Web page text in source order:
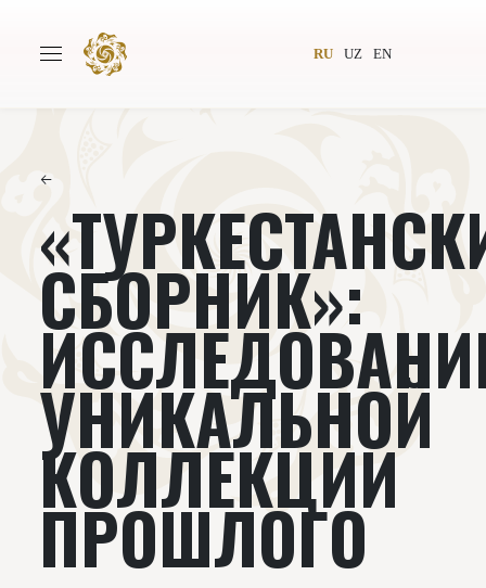
RU UZ EN
Авторы Всемирное общество
Издательство Новости
Проекты Подкасты
Книги Видеолекторий
←
СБОРНИК»:
УНИКАЛЬНОЙ
КОЛЛЕКЦИИ
ПРОШЛОГО